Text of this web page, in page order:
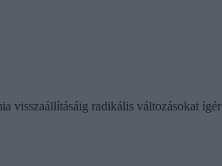
visszaállításáig radikális változásokat